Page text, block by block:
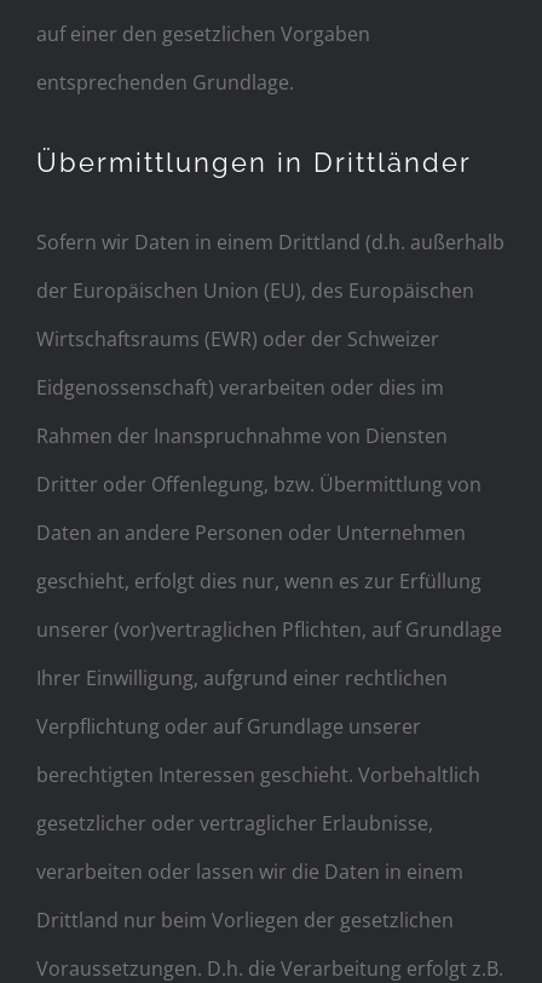
auf einer den gesetzlichen Vorgaben
entsprechenden Grundlage.
Übermittlungen in Drittländer
Sofern wir Daten in einem Drittland (d.h. außerhalb
der Europäischen Union (EU), des Europäischen
Wirtschaftsraums (EWR) oder der Schweizer
Eidgenossenschaft) verarbeiten oder dies im
Rahmen der Inanspruchnahme von Diensten
Dritter oder Offenlegung, bzw. Übermittlung von
Daten an andere Personen oder Unternehmen
geschieht, erfolgt dies nur, wenn es zur Erfüllung
unserer (vor)vertraglichen Pflichten, auf Grundlage
Ihrer Einwilligung, aufgrund einer rechtlichen
Verpflichtung oder auf Grundlage unserer
berechtigten Interessen geschieht. Vorbehaltlich
gesetzlicher oder vertraglicher Erlaubnisse,
verarbeiten oder lassen wir die Daten in einem
Drittland nur beim Vorliegen der gesetzlichen
Voraussetzungen. D.h. die Verarbeitung erfolgt z.B.